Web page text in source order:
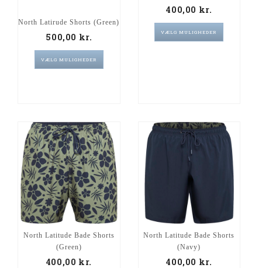
North Latirude Shorts (Green)
500,00 kr.
VÆLG MULIGHEDER
400,00 kr.
VÆLG MULIGHEDER
North Latitude Bade Shorts
(Green)
400,00kr.
North Latitude Bade Shorts
(Navy)
400,00 kr.